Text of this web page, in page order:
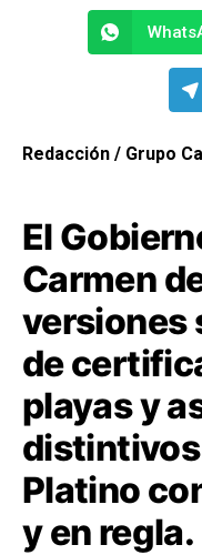
Redacción / Grupo
El
Carmen
versiones
de
playas y
distintivos
Platino
y en regla.